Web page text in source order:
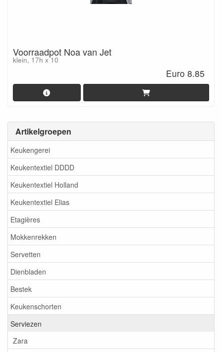
Artikelgroepen
Keukengerei
Keukentextiel DDDD
Keukentextiel Holland
Keukentextiel Elias
Etagières
Mokkenrekken
Servetten
Dienbladen
Bestek
Keukenschorten
Serviezen
Zara
Voorraadpot Noa van Jet
klein, 17h x 10
Euro 8.85